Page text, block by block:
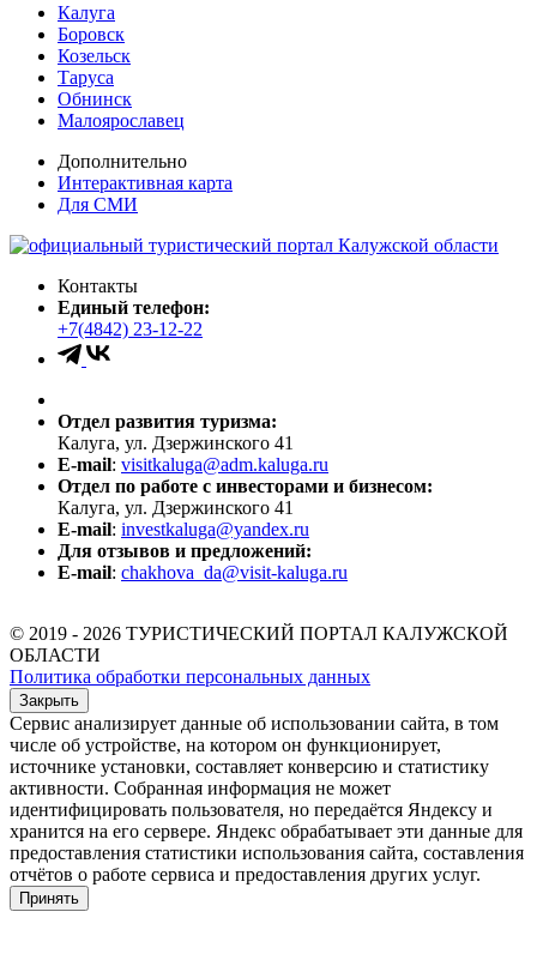
Калуга
Боровск
Козельск
Таруса
Обнинск
Малоярославец
Дополнительно
Интерактивная карта
Для СМИ
Контакты
Единый телефон:
+7(4842) 23-12-22
Отдел развития туризма:
Калуга, ул. Дзержинского 41
E-mail: visitkaluga@adm.kaluga.ru
Отдел по работе с инвесторами и бизнесом:
Калуга, ул. Дзержинского 41
E-mail: investkaluga@yandex.ru
Для отзывов и предложений:
E-mail: chakhova_da@visit-kaluga.ru
© 2019 - 2026 ТУРИСТИЧЕСКИЙ ПОРТАЛ КАЛУЖСКОЙ
ОБЛАСТИ
Политика обработки персональных данных
Закрыть
Сервис анализирует данные об использовании сайта, в том
числе об устройстве, на котором он функционирует,
источнике установки, составляет конверсию и статистику
активности. Собранная информация не может
идентифицировать пользователя, но передаётся Яндексу и
хранится на его сервере. Яндекс обрабатывает эти данные для
предоставления статистики использования сайта, составления
отчётов о работе сервиса и предоставления других услуг.
Принять